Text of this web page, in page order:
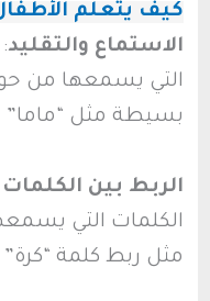
كيف يتعلم
الاستماع والتقليد
التي يسمعها من
بسيطة مثل “ماما”
الربط بين الكلمات
الكلمات التي
مثل ربط كلمة “كرة”